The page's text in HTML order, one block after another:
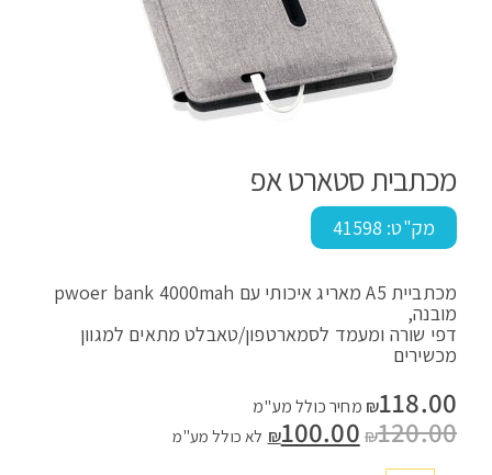
מכתבית סטארט אפ
מק"ט: 41598
מכתביית A5 מאריג איכותי עם pwoer bank 4000mah
מובנה,
דפי שורה ומעמד לסמארטפון/טאבלט מתאים למגוון
מכשירים
₪118.00
מחיר כולל מע"מ
₪120.00
המחיר
המקורי
₪100.00
המחיר
הנוכחי
לא כולל מע"מ